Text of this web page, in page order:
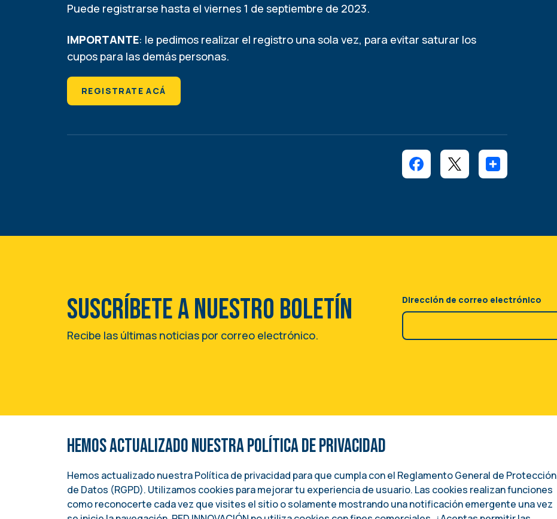
Puede registrarse hasta el viernes 1 de septiembre de 2023.
IMPORTANTE: le pedimos realizar el registro una sola vez, para evitar saturar los
cupos para las demás personas.
REGISTRATE ACÁ
Suscríbete a nuestro boletín
Recibe las últimas noticias por correo electrónico.
Dirección de correo electrónico
Hemos actualizado nuestra Política de privacidad
Hemos actualizado nuestra Política de privacidad para que cumpla con el Reglamento General de Protección
de Datos (RGPD). Utilizamos cookies para mejorar tu experiencia de usuario. Las cookies realizan funciones
como reconocerte cada vez que visites el sitio o solamente mostrando una notificación emergente una vez